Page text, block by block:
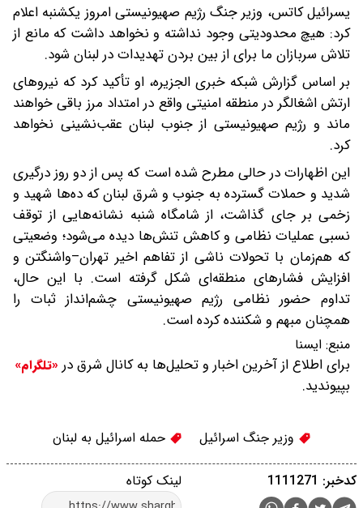
یسرائیل کاتس، وزیر جنگ رژیم صهیونیستی امروز یکشنبه اعلام
کرد: هیچ محدودیتی وجود نداشته و نخواهد داشت که مانع از
تلاش سربازان ما برای از بین بردن تهدیدات در لبنان شود.
بر اساس گزارش شبکه خبری الجزیره، او تأکید کرد که نیروهای
ارتش اشغالگر در منطقه امنیتی واقع در امتداد مرز باقی خواهند
ماند و رژیم صهیونیستی از جنوب لبنان عقب‌نشینی نخواهد
کرد.
این اظهارات در حالی مطرح شده است که پس از دو روز درگیری
شدید و حملات گسترده به جنوب و شرق لبنان که ده‌ها شهید و
زخمی بر جای گذاشت، از شامگاه شنبه نشانه‌هایی از توقف
نسبی عملیات نظامی و کاهش تنش‌ها دیده می‌شود؛ وضعیتی
که هم‌زمان با تحولات ناشی از تفاهم اخیر تهران–واشنگتن و
افزایش فشارهای منطقه‌ای شکل گرفته است. با این حال،
تداوم حضور نظامی رژیم صهیونیستی چشم‌انداز ثبات را
همچنان مبهم و شکننده کرده است.
منبع: ایسنا
برای اطلاع از آخرین اخبار و تحلیل‌ها به کانال شرق در «تلگرام»
بپیوندید.
وزیر جنگ اسرائیل حمله اسرائیل به لبنان
لینک کوتاه کدخبر: 1111271